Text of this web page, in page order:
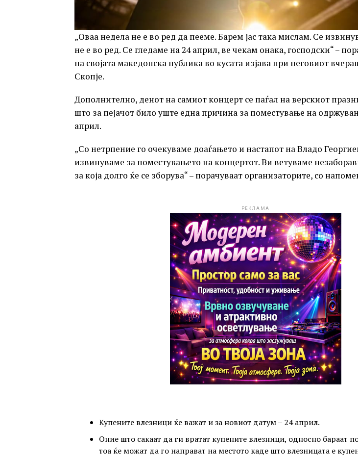
„Оваа недела не е во ред да пееме. Барем јас така мислам. Се
не е во ред. Се гледаме на 24 април, ве чекам онака, господски“ –
на својата македонска публика во кусата изјава при неговиот
Скопје.
Дополнително, денот на самиот концерт се паѓал на верскиот
што за пејачот било уште една причина за поместување на
април.
„Со нетрпение го очекуваме доаѓањето и настапот на Владо
извинуваме за поместувањето на концертот. Ви ветуваме
за која долго ќе се зборува“ – порачуваат организаторите, со
РЕКЛАМА
Купените влезници ќе важат и за новиот датум – 24 април.
Оние што сакаат да ги вратат купените влезници, односно бараат
тоа ќе можат да го направат на местото каде што влезницата е